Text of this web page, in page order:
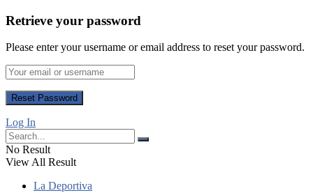
Retrieve your password
Please enter your username or email address to reset your password.
Log In
No Result
View All Result
La Deportiva